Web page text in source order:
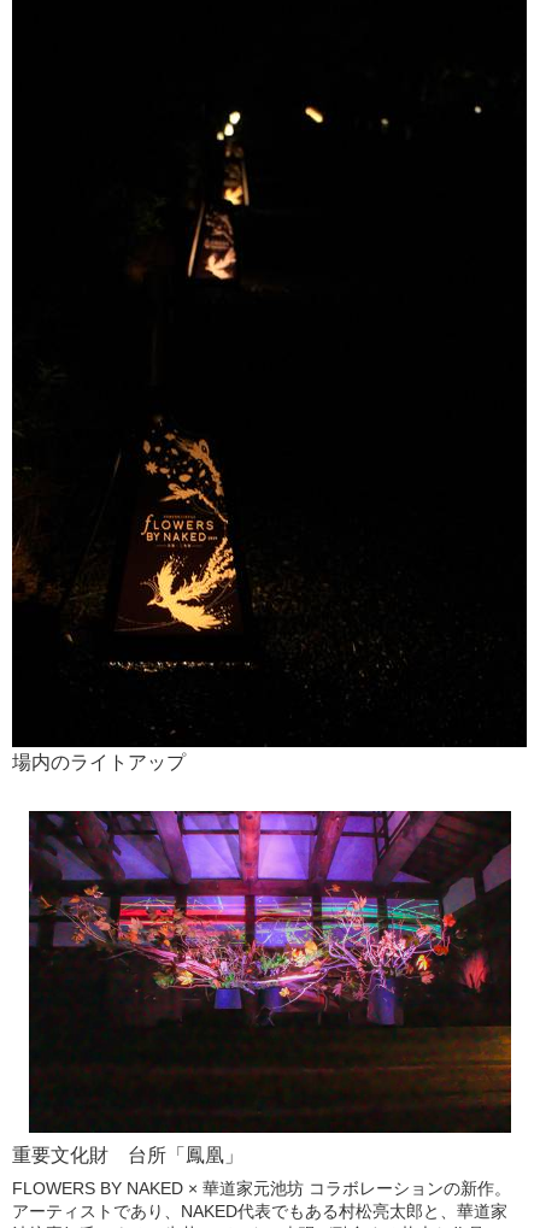
場内のライトアップ
重要文化財 台所「鳳凰」
FLOWERS BY NAKED × 華道家元池坊 コラボレーションの新作。
アーティストであり、NAKED代表でもある村松亮太郎と、華道家